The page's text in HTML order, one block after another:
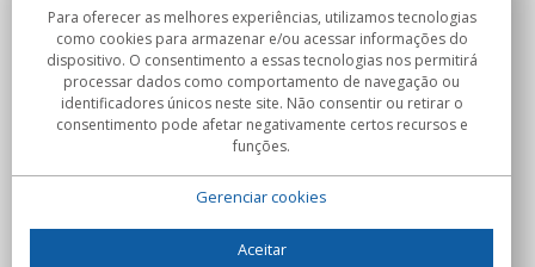
Sobre nosotros
Compromissos
Compras
Para oferecer as melhores experiências, utilizamos tecnologias
como cookies para armazenar e/ou acessar informações do
dispositivo. O consentimento a essas tecnologias nos permitirá
processar dados como comportamento de navegação ou
identificadores únicos neste site. Não consentir ou retirar o
consentimento pode afetar negativamente certos recursos e
funções.
Gerenciar cookies
Aceitar